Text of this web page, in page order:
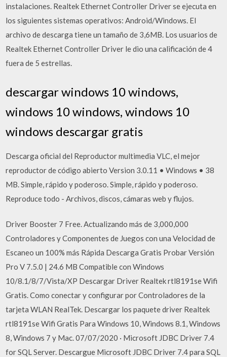
instalaciones. Realtek Ethernet Controller Driver se ejecuta en
los siguientes sistemas operativos: Android/Windows. El
archivo de descarga tiene un tamaño de 3,6MB. Los usuarios de
Realtek Ethernet Controller Driver le dio una calificación de 4
fuera de 5 estrellas.
descargar windows 10 windows,
windows 10 windows, windows 10
windows descargar gratis
Descarga oficial del Reproductor multimedia VLC, el mejor
reproductor de código abierto Version 3.0.11 • Windows • 38
MB. Simple, rápido y poderoso. Simple, rápido y poderoso.
Reproduce todo - Archivos, discos, cámaras web y flujos.
Driver Booster 7 Free. Actualizando más de 3,000,000
Controladores y Componentes de Juegos con una Velocidad de
Escaneo un 100% más Rápida Descarga Gratis Probar Versión
Pro V 7.5.0 | 24.6 MB Compatible con Windows
10/8.1/8/7/Vista/XP Descargar Driver Realtek rtl8191se Wifi
Gratis. Como conectar y configurar por Controladores de la
tarjeta WLAN RealTek. Descargar los paquete driver Realtek
rtl8191se Wifi Gratis Para Windows 10, Windows 8.1, Windows
8, Windows 7 y Mac. 07/07/2020 · Microsoft JDBC Driver 7.4
for SQL Server. Descargue Microsoft JDBC Driver 7.4 para SQL